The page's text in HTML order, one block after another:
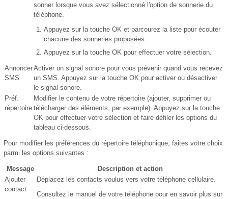
sonner lorsque vous avez sélectionné l'option de sonnerie du
téléphone.
Appuyez sur la touche OK et parcourez la liste pour écouter
chacune des sonneries proposées.
Appuyez sur la touche OK pour effectuer votre sélection.
Annoncer
SMS
Activer un signal sonore pour vous prévenir quand vous recevez
un SMS. Appuyez sur la touche OK pour activer ou désactiver
le signal sonore.
Préf.
répertoire
Modifier le contenu de votre répertoire (ajouter, supprimer ou
télécharger des éléments, par exemple). Appuyez sur la touche
OK pour effectuer votre sélection et faire défiler les options du
tableau ci-dessous.
Pour modifier les préférences du répertoire téléphonique, faites votre choix
parmi les options suivantes :
Message
Description et action
Ajouter
contact
Déplacez les contacts voulus vers votre téléphone cellulaire.
Consultez le manuel de votre téléphone pour en savoir plus sur